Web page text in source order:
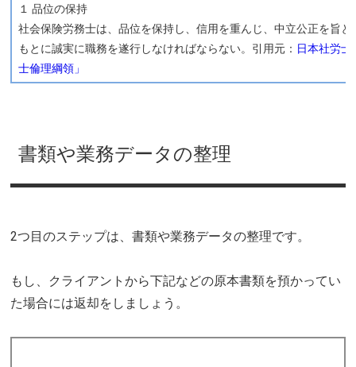
１ 品位の保持
社会保険労務士は、品位を保持し、信用を重んじ、中立公正を旨
もとに誠実に職務を遂行しなければならない。引用元： 日本社労
士倫理綱領」
書類や業務データの整理
2つ目のステップは、書類や業務データの整理です。
もし、クライアントから下記などの原本書類を預かってい
た場合には返却をしましょう。